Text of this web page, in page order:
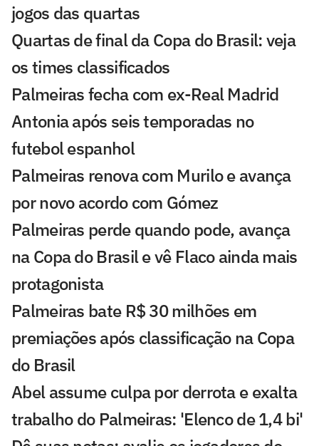
jogos das quartas
Quartas de final da Copa do Brasil: veja
os times classificados
Palmeiras fecha com ex-Real Madrid
Antonia após seis temporadas no
futebol espanhol
Palmeiras renova com Murilo e avança
por novo acordo com Gómez
Palmeiras perde quando pode, avança
na Copa do Brasil e vê Flaco ainda mais
protagonista
Palmeiras bate R$ 30 milhões em
premiações após classificação na Copa
do Brasil
Abel assume culpa por derrota e exalta
trabalho do Palmeiras: 'Elenco de 1,4 bi'